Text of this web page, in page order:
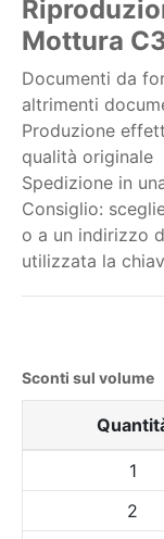
Mottura
Documenti da
altrimenti
Produzione
qualità originale
Spedizione in
Consiglio:
o a un indirizzo
utilizzata la
Sconti sul volume
1
2